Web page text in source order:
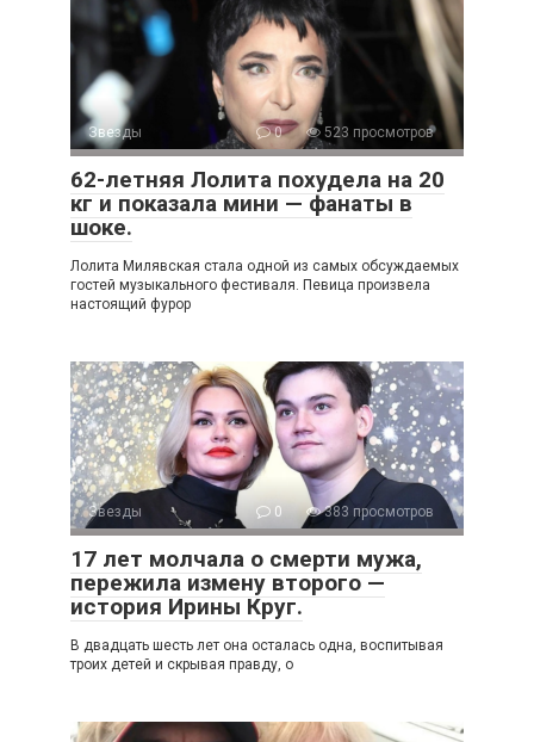
Звезды 0 523 просмотров
62-летняя Лолита похудела на 20
кг и показала мини — фанаты в
шоке.
Лолита Милявская стала одной из самых обсуждаемых
гостей музыкального фестиваля. Певица произвела
настоящий фурор
Звезды 0 383 просмотров
17 лет молчала о смерти мужа,
пережила измену второго —
история Ирины Круг.
В двадцать шесть лет она осталась одна, воспитывая
троих детей и скрывая правду, о